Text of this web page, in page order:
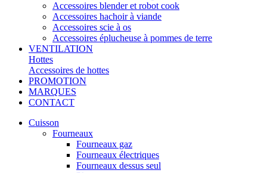
Accessoires blender et robot cook
Accessoires hachoir à viande
Accessoires scie à os
Accessoires éplucheuse à pommes de terre
VENTILATION
Hottes
Accessoires de hottes
PROMOTION
MARQUES
CONTACT
Cuisson
Fourneaux
Fourneaux gaz
Fourneaux électriques
Fourneaux dessus seul